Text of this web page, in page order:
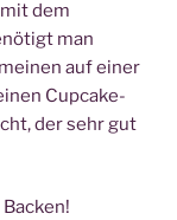
dem
man
auf einer
Cupcake-
der sehr gut